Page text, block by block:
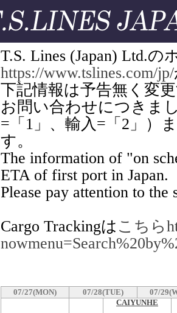
T.S. Lines (Japan) Ltd.
https://www.tslines.com/jp/
下記情報は予告無く変
お問い合わせにつきま
=「1」、輸入=「2」）
す。
The information of "on
ETA of first port in Japan.
Please pay attention to
Cargo Trackingは こちら
07/27(MON) 07/28(TUE)
07/
CAIYUNHE